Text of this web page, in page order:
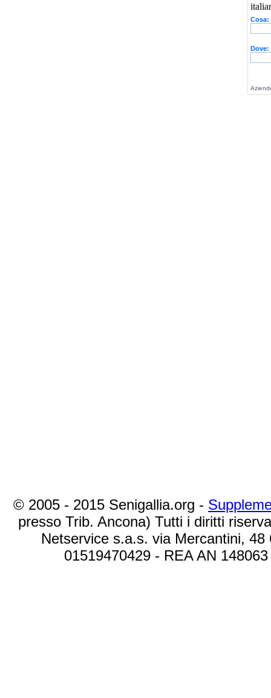
Cosa:
Dove:
© 2005 - 2015 Senigallia.org -
presso Trib. Ancona) Tutti i diritti
Netservice s.a.s. via Mercantini,
01519470429 - REA AN